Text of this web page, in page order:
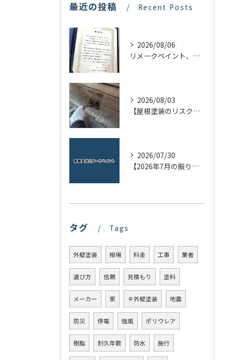
最近の投稿 Recent Posts
2026/08/06
リメークペイント、感謝状を頂く！
2026/08/03
【屋根塗装のリスクを下げる！】屋根の点検はドローンで！
2026/07/30
【2026年7月の振り返り】リメークペイントブログまとめ
タグ Tags
外壁塗装 相場 料金 工事 業者
選び方 信頼 見積もり 塗料
メーカー 家 ＃外壁塗装 地震
防災 停電 強風 ポリウレア
樹脂 耐久年数 防水 施行